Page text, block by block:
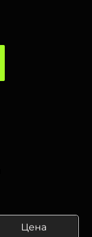
Цена